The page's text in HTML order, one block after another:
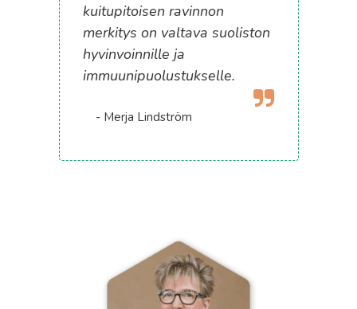
kuitupitoisen ravinnon
merkitys on valtava suoliston
hyvinvoinnille ja
immuunipuolustukselle.
- Merja Lindström